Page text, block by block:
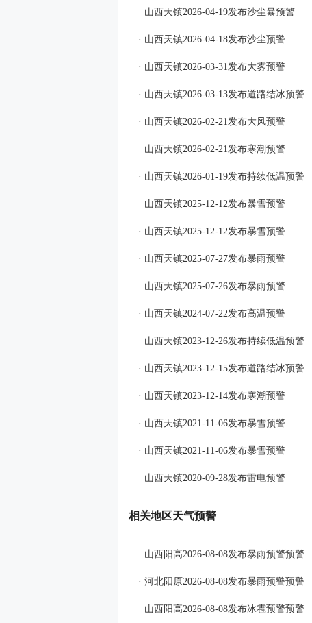
· 山西天镇2026-04-19发布沙尘暴预警
· 山西天镇2026-04-18发布沙尘预警
· 山西天镇2026-03-31发布大雾预警
· 山西天镇2026-03-13发布道路结冰预警
· 山西天镇2026-02-21发布大风预警
· 山西天镇2026-02-21发布寒潮预警
· 山西天镇2026-01-19发布持续低温预警
· 山西天镇2025-12-12发布暴雪预警
· 山西天镇2025-12-12发布暴雪预警
· 山西天镇2025-07-27发布暴雨预警
· 山西天镇2025-07-26发布暴雨预警
· 山西天镇2024-07-22发布高温预警
· 山西天镇2023-12-26发布持续低温预警
· 山西天镇2023-12-15发布道路结冰预警
· 山西天镇2023-12-14发布寒潮预警
· 山西天镇2021-11-06发布暴雪预警
· 山西天镇2021-11-06发布暴雪预警
· 山西天镇2020-09-28发布雷电预警
相关地区天气预警
· 山西阳高2026-08-08发布暴雨预警预警
· 河北阳原2026-08-08发布暴雨预警预警
· 山西阳高2026-08-08发布冰雹预警预警